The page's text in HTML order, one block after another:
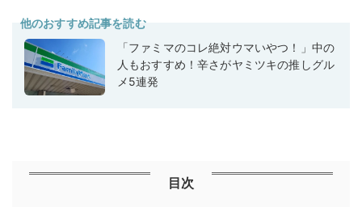
他のおすすめ記事を読む
「ファミマのコレ絶対ウマいやつ！」中の
人もおすすめ！辛さがヤミツキの推しグル
メ5連発
目次